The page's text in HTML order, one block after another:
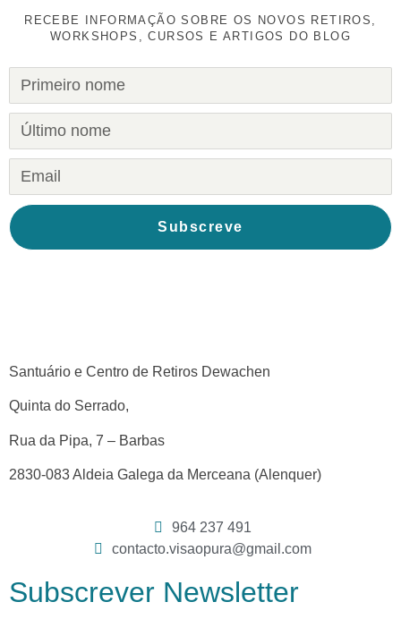
RECEBE INFORMAÇÃO SOBRE OS NOVOS RETIROS,
WORKSHOPS, CURSOS E ARTIGOS DO BLOG
Subscreve
Santuário e Centro de Retiros Dewachen
Quinta do Serrado,
Rua da Pipa, 7 – Barbas
2830-083 Aldeia Galega da Merceana (Alenquer)
964 237 491
contacto.visaopura@gmail.com
Subscrever Newsletter